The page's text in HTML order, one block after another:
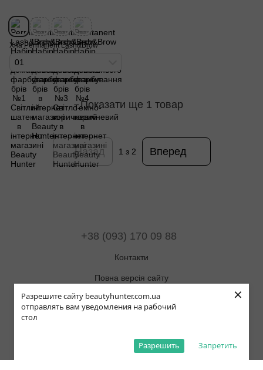
Разрешите сайту beautyhunter.com.ua
отправлять вам уведомления на рабочий
стол
Запретить
Разрешить
×
Хна Permanent Lash&Brow
01
Показати ще 1 товар
Назад 1 з 2 Вперед
+38 (093) 170 09 88
Контакти
Повна версія сайту
Мапа сайту
Eng Pol